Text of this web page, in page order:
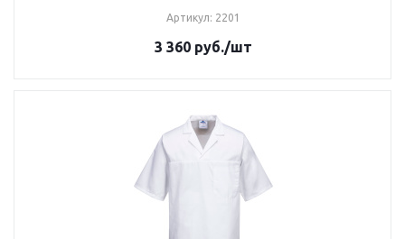
Артикул: 2201
3 360руб./шт